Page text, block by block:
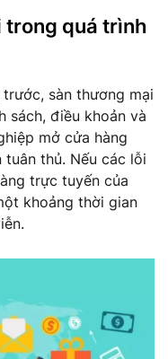
trong quá trình
sàn thương mại
sách, điều khoản và
mở cửa hàng
thủ. Nếu các lỗi
trực tuyến của
khoảng thời gian